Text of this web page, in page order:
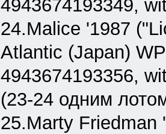
4943674193349,
24.Malice '1987
Atlantic (Japan)
4943674193356,
(23-24 одним
25.Marty Friedman